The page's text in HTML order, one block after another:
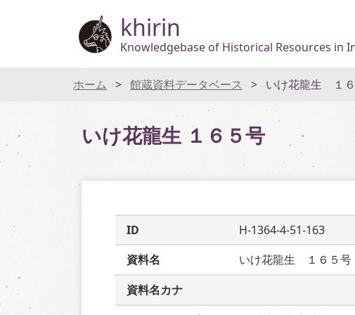
khirin
Knowledgebase of Historical Resources in
ホーム 館蔵資料データベース いけ花龍生 １
いけ花龍生 １６５号
ID
H-1364-4-51-163
資料名
いけ花龍生　１６５号
資料名カナ